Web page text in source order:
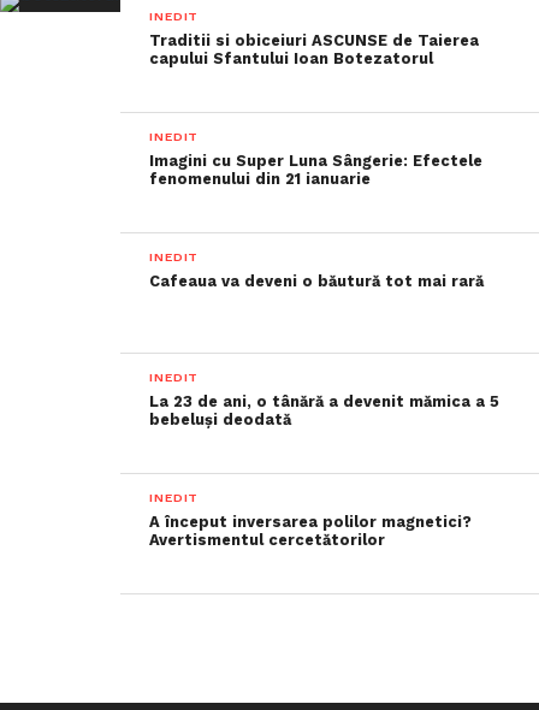
INEDIT
Traditii si obiceiuri ASCUNSE de Taierea
capului Sfantului Ioan Botezatorul
INEDIT
Imagini cu Super Luna Sângerie: Efectele
fenomenului din 21 ianuarie
INEDIT
Cafeaua va deveni o băutură tot mai rară
INEDIT
La 23 de ani, o tânără a devenit mămica a 5
bebeluși deodată
INEDIT
A început inversarea polilor magnetici?
Avertismentul cercetătorilor